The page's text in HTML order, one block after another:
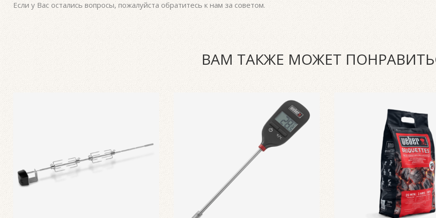
Если у Вас остались вопросы, пожалуйста обратитесь к нам за советом.
ВАМ ТАКЖЕ МОЖЕТ